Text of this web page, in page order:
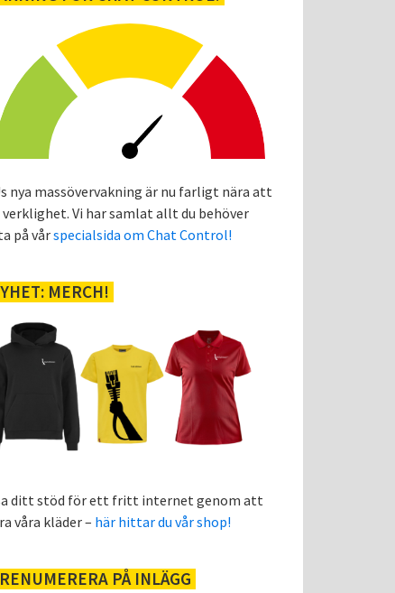
nya massövervakning är nu farligt nära att
Vi har samlat allt du behöver
på vårspecialsida om Chat Control!
MERCH!
ditt stöd för ett fritt internet genom att
våra kläder – här hittar du vår shop!
PÅ INLÄGG